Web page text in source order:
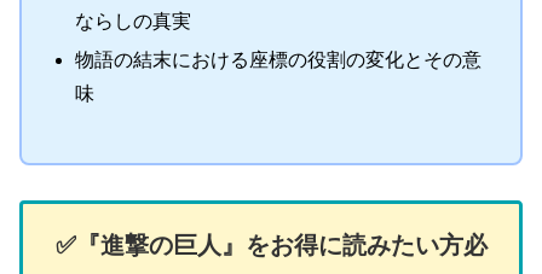
ならしの真実
物語の結末における座標の役割の変化とその意
味
✅️『進撃の巨人』をお得に読みたい方必